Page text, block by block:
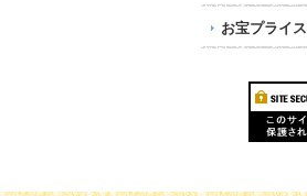
お宝プライス